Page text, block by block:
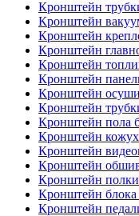
Кронштейн
Кронштейн
Кронштейн
Кронштейн
Кронштейн
Кронштейн
Кронштейн
Кронштейн
Кронштейн пола
Кронштейн
Кронштейн
Кронштейн
Кронштейн
Кронштейн блока
Кронштейн